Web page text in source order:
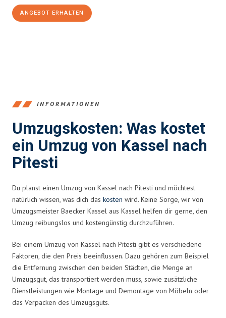
ANGEBOT ERHALTEN
INFORMATIONEN
Umzugskosten: Was kostet
ein Umzug von Kassel nach
Pitesti
Du planst einen Umzug von Kassel nach Pitesti und möchtest
natürlich wissen, was dich das kosten wird. Keine Sorge, wir von
Umzugsmeister Baecker Kassel aus Kassel helfen dir gerne, den
Umzug reibungslos und kostengünstig durchzuführen.
Bei einem Umzug von Kassel nach Pitesti gibt es verschiedene
Faktoren, die den Preis beeinflussen. Dazu gehören zum Beispiel
die Entfernung zwischen den beiden Städten, die Menge an
Umzugsgut, das transportiert werden muss, sowie zusätzliche
Dienstleistungen wie Montage und Demontage von Möbeln oder
das Verpacken des Umzugsguts.